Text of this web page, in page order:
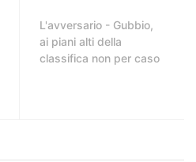
L'avversario - Gubbio,
ai piani alti della
classifica non per caso